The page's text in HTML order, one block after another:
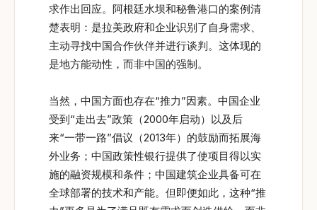
求作出回应。阿根廷水坝和秘鲁港口的案例清
楚表明：是拉美政府和企业识别了自身需求、
主动寻找中国合作伙伴并进行谈判。这体现的
是地方能动性，而非中国的强制。
当然，中国方面也存在“推力”因素。中国企业
受到“走出去”政策（2000年启动）以及后
来“一带一路”倡议（2013年）的鼓励而拓展海
外业务；中国政策性银行提供了使项目得以实
施的融资规模和条件；中国建筑企业具备可在
全球部署的技术和产能。但即便如此，这种“推